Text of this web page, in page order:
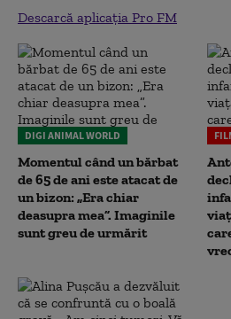
Descarcă aplicația Pro FM
DIGI ANIMAL WORLD
Momentul când un bărbat
de 65 de ani este atacat de
un bizon: „Era chiar
deasupra mea”. Imaginile
sunt greu de urmărit